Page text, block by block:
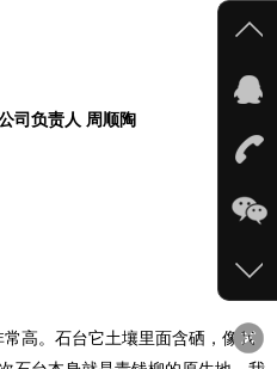
司负责人 周顺陶
高。石台它土壤里面含硒，像我